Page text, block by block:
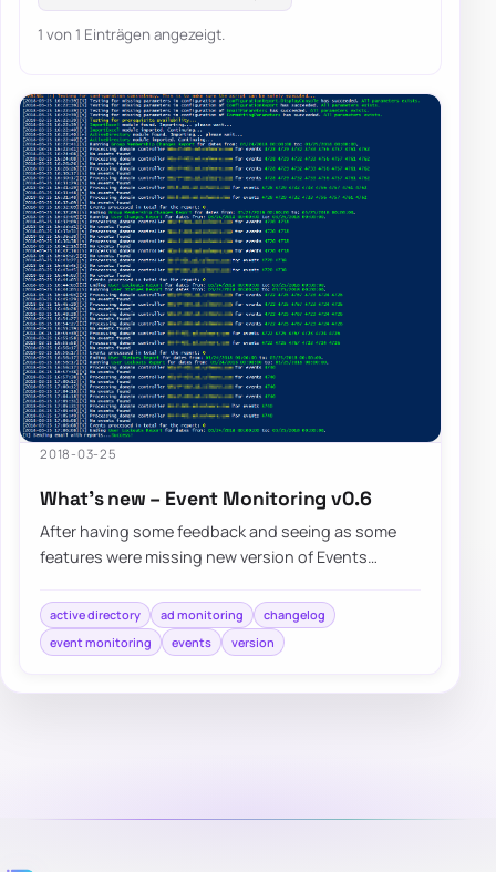
1 von 1 Einträgen angezeigt.
2018-03-25
What’s new – Event Monitoring v0.6
After having some feedback and seeing as some
features were missing new version of Events
active directory ad monitoring
changelog
event monitoring
events version